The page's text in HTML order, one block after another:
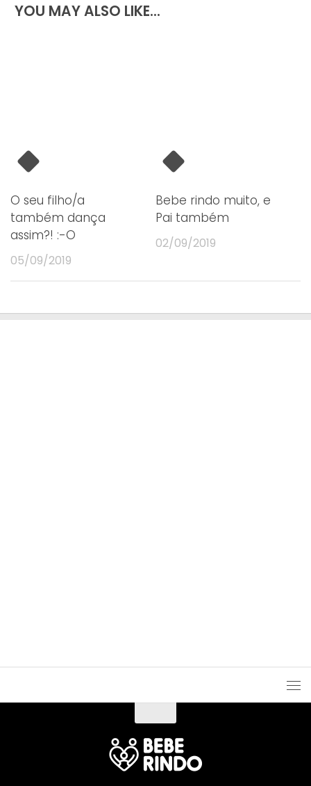
YOU MAY ALSO LIKE...
O seu filho/a
também dança
assim?! :-O
05/09/2019
Bebe rindo muito, e
Pai também
02/09/2019